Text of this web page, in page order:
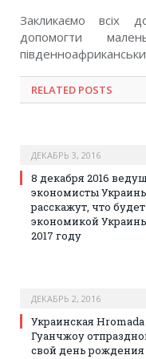
Закликаємо всіх
допомогти
RELATED POSTS
ДЕКАБРЬ 3, 2016
8 декабря 2016
экономисты
расскажут, что
экономикой
2017 году
ДЕКАБРЬ 2, 2016
Украинская Hromada
Гуанчжоу
свой день рождения